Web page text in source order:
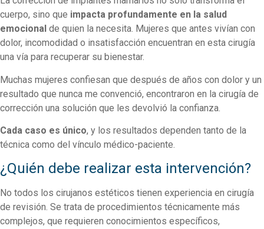
cuerpo, sino que impacta profundamente en la salud
emocional de quien la necesita. Mujeres que antes vivían con
dolor, incomodidad o insatisfacción encuentran en esta cirugía
una vía para recuperar su bienestar.
Muchas mujeres confiesan que después de años con dolor y un
resultado que nunca me convenció, encontraron en la cirugía de
corrección una solución que les devolvió la confianza.
Cada caso es único, y los resultados dependen tanto de la
técnica como del vínculo médico-paciente.
¿Quién debe realizar esta intervención?
No todos los cirujanos estéticos tienen experiencia en cirugía
de revisión. Se trata de procedimientos técnicamente más
complejos, que requieren conocimientos específicos,